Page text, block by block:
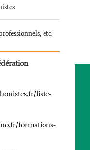
etc.
liste-
formations-